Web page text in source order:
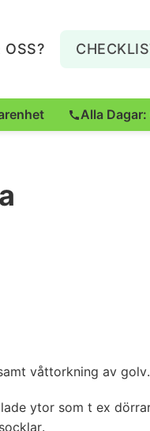
OSS?
Alla
våttorkning av golv.
ytor som t ex